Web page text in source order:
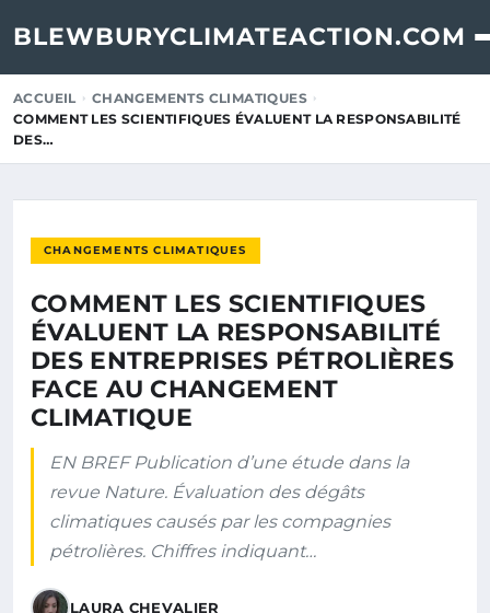
BLEWBURYCLIMATEACTION.COM
ACCUEIL
CHANGEMENTS CLIMATIQUES
COMMENT LES SCIENTIFIQUES ÉVALUENT LA RESPONSABILITÉ
DES…
CHANGEMENTS CLIMATIQUES
COMMENT LES SCIENTIFIQUES
ÉVALUENT LA RESPONSABILITÉ
DES ENTREPRISES PÉTROLIÈRES
FACE AU CHANGEMENT
CLIMATIQUE
EN BREF Publication d’une étude dans la
revue Nature. Évaluation des dégâts
climatiques causés par les compagnies
pétrolières. Chiffres indiquant…
LAURA CHEVALIER